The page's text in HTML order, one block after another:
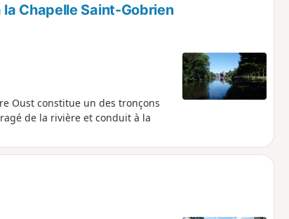
Chapelle Saint-Gobrien
Oust constitue un des tronçons
de la rivière et conduit à la